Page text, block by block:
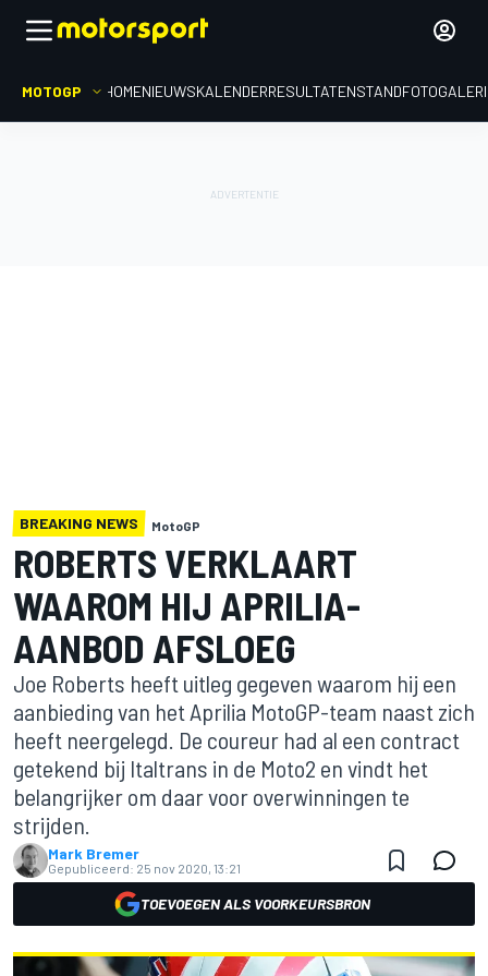
MOTOGP HOMENIEUWSKALENDERRESULTATENSTAND
BREAKING NEWS MotoGP
ROBERTS VERKLAART
WAAROM HIJ APRILIA-
AANBOD AFSLOEG
Joe Roberts heeft uitleg gegeven waarom hij een
aanbieding van het Aprilia MotoGP-team naast zich
heeft neergelegd. De coureur had al een contract
getekend bij Italtrans in de Moto2 en vindt het
belangrijker om daar voor overwinningen te
strijden.
Mark Bremer
Gepubliceerd: 25 nov 2020, 13:21
TOEVOEGEN ALS VOORKEURSBRON